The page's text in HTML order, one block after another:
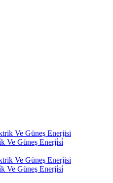
Ve Güneş Enerji̇si̇
Ve Güneş Enerji̇si̇